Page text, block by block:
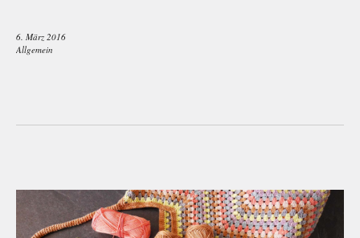
6. März 2016
Allgemein